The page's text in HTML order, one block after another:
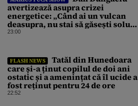
avertizează asupra crizei
energetice: „Când ai un vulcan
deasupra, nu stai să găsești soluții
cu leucoplast”
23:00
FLASH NEWS
Tatăl din Hunedoara
care și-a ținut copilul de doi ani
ostatic și a amenințat că îl ucide a
fost reținut pentru 24 de ore
22:52